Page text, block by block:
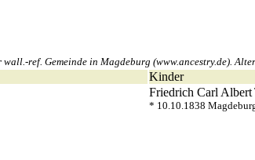
ref. Gemeinde in Magdeburg (www.ancestry.de).
Kinder
Friedrich Carl Albert
* 10.10.1838